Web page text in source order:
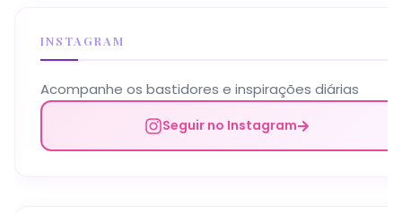
INSTAGRAM
Acompanhe os bastidores e inspirações diárias
Seguir no Instagram